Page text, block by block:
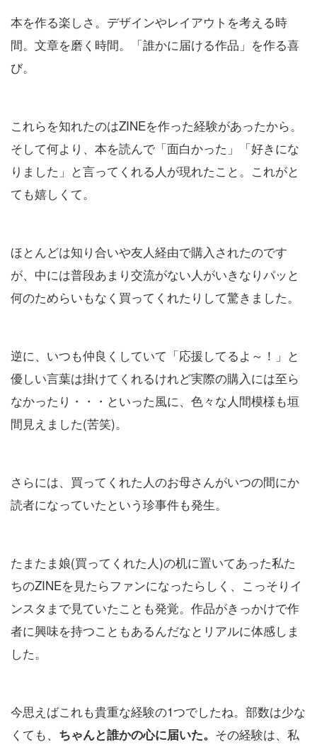
本を作る楽しさ。デザインやレイアウトを考える時
間。文章を磨く時間。「誰かに届ける作品」を作る喜
び。
これらを知れたのはZINEを作った経験があったから。
そして何より、本を読んで「面白かった」「好きにな
りました」と言ってくれる人が現れたこと。これがと
ても嬉しくて。
ほとんどは知り合いや友人経由で購入されたのです
が、中には普段あまり交流がない人がいきなりパッと
何のためらいもなく買ってくれたりして驚きました。
逆に、いつも仲良くしていて「応援してるよ～！」と
優しい言葉は掛けてくれるけれど実際の購入には至ら
なかったり・・・といった風に、色々な人間模様も垣
間見えました(苦笑)。
さらには、買ってくれた人のお母さんがいつの間にか
読者になっていたという珍事件も発生。
たまたま娘(買ってくれた人)の机に置いてあった私た
ちのZINEを見たらファンになったらしく、こっそりイ
ンスタまで見ていたことも発覚。作品がきっかけで作
者に興味を持つこともあるんだなとリアルに体感しま
した。
今思えばこれも貴重な経験の1つでしたね。部数は少な
くても、 ちゃんと誰かの心に届いた。 その経験は、私